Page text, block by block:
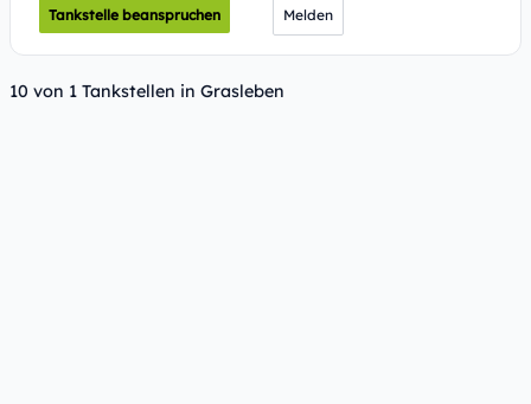
Tankstelle beanspruchen Melden
10 von 1 Tankstellen in Grasleben